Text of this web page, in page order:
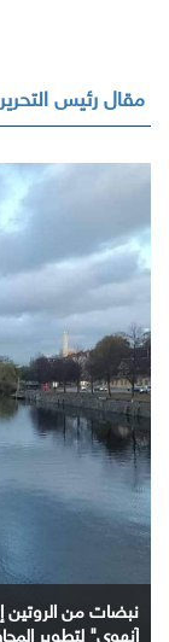
مقال رئيس
نبضات من الروتين
آنهوي" لتطوير